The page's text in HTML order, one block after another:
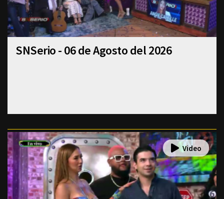
SNSerio - 06 de Agosto del 2026